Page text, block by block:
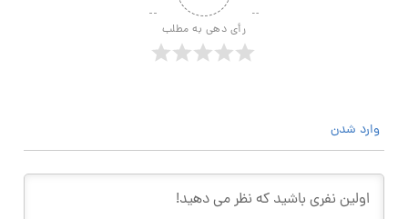
رأی دهی به مطلب
وارد شدن